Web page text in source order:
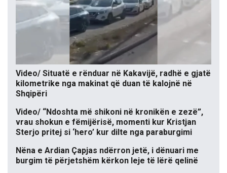
Video/ Situatë e rënduar në Kakavijë, radhë e gjatë
kilometrike nga makinat që duan të kalojnë në
Shqipëri
Video/ “Ndoshta më shikoni në kronikën e zezë”,
vrau shokun e fëmijërisë, momenti kur Kristjan
Sterjo pritej si ‘hero’ kur dilte nga paraburgimi
Nëna e Ardian Çapjas ndërron jetë, i dënuari me
burgim të përjetshëm kërkon leje të lërë qelinë